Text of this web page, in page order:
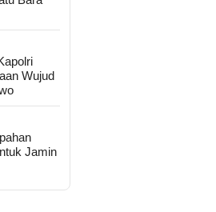
Wujud
Jamin